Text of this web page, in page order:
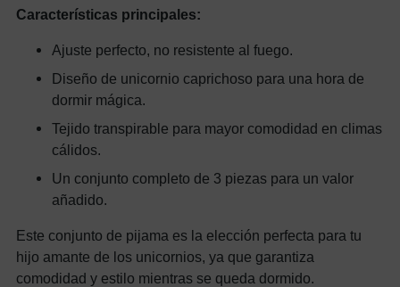
Características principales:
Ajuste perfecto, no resistente al fuego.
Diseño de unicornio caprichoso para una hora de
dormir mágica.
Tejido transpirable para mayor comodidad en climas
cálidos.
Un conjunto completo de 3 piezas para un valor
añadido.
Este conjunto de pijama es la elección perfecta para tu
hijo amante de los unicornios, ya que garantiza
comodidad y estilo mientras se queda dormido.